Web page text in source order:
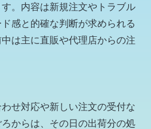
。内容は新規注文やトラブル
感と的確な判断が求められる
は主に直販や代理店からの注
せ対応や新しい注文の受付な
からは、その日の出荷分の処